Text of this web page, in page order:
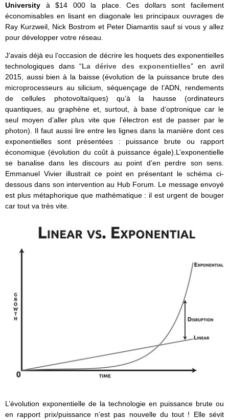
University à $14 000 la place. Ces dollars sont facilement
économisables en lisant en diagonale les principaux ouvrages de
Ray Kurzweil, Nick Bostrom et Peter Diamantis sauf si vous y allez
pour développer votre réseau.
J’avais déjà eu l’occasion de décrire les hoquets des exponentielles
technologiques dans “La dérive des exponentielles” en avril
2015, aussi bien à la baisse (évolution de la puissance brute des
microprocesseurs au silicium, séquençage de l’ADN, rendements
de cellules photovoltaïques) qu’à la hausse (ordinateurs
quantiques, au graphène et, surtout, à base d’optronique car le
seul moyen d’aller plus vite que l’électron est de passer par le
photon). Il faut aussi lire entre les lignes dans la manière dont ces
exponentielles sont présentées : puissance brute ou rapport
économique (évolution du coût à puissance égale).L’exponentielle
se banalise dans les discours au point d’en perdre son sens.
Emmanuel Vivier illustrait ce point en présentant le schéma ci-
dessous dans son intervention au Hub Forum. Le message envoyé
est plus métaphorique que mathématique : il est urgent de bouger
car tout va très vite.
L’évolution exponentielle de la technologie en puissance brute ou
en rapport prix/puissance n’est pas nouvelle du tout ! Elle sévit